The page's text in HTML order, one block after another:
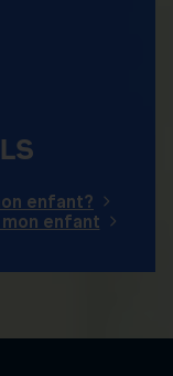
enfant?
enfant